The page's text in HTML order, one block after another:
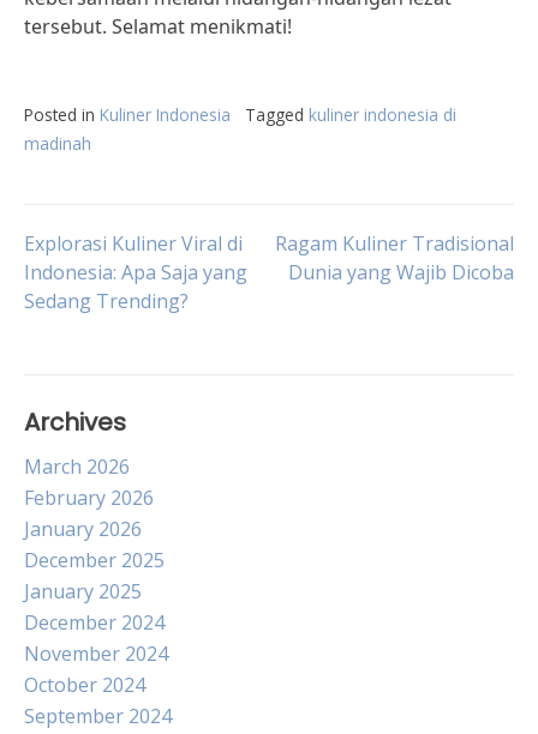
tersebut. Selamat menikmati!
Posted in Kuliner Indonesia Tagged kuliner indonesia di
madinah
Post
navigation
Explorasi Kuliner Viral di
Indonesia: Apa Saja yang
Sedang Trending?
Ragam Kuliner Tradisional
Dunia yang Wajib Dicoba
Archives
March 2026
February 2026
January 2026
December 2025
January 2025
December 2024
November 2024
October 2024
September 2024